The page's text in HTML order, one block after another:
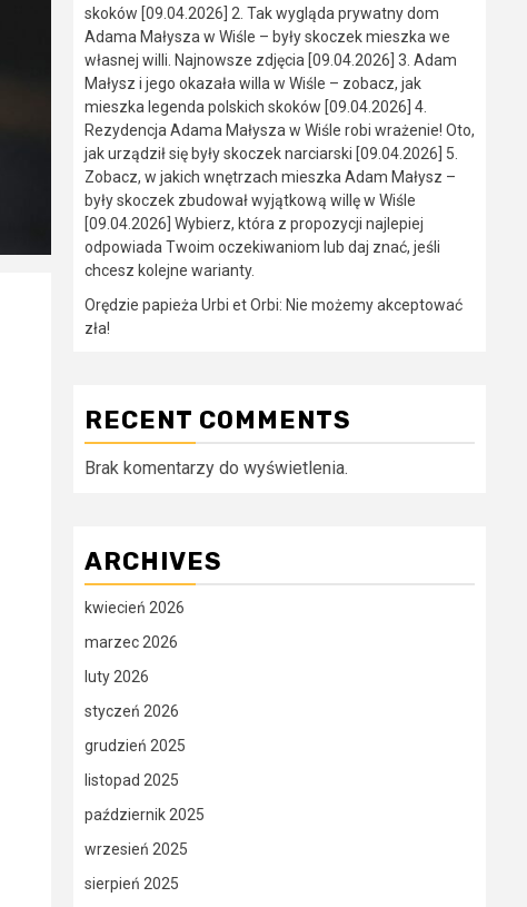
skoków [09.04.2026] 2. Tak wygląda prywatny dom
Adama Małysza w Wiśle – były skoczek mieszka we
własnej willi. Najnowsze zdjęcia [09.04.2026] 3. Adam
Małysz i jego okazała willa w Wiśle – zobacz, jak
mieszka legenda polskich skoków [09.04.2026] 4.
Rezydencja Adama Małysza w Wiśle robi wrażenie! Oto,
jak urządził się były skoczek narciarski [09.04.2026] 5.
Zobacz, w jakich wnętrzach mieszka Adam Małysz –
były skoczek zbudował wyjątkową willę w Wiśle
[09.04.2026] Wybierz, która z propozycji najlepiej
odpowiada Twoim oczekiwaniom lub daj znać, jeśli
chcesz kolejne warianty.
Orędzie papieża Urbi et Orbi: Nie możemy akceptować
zła!
RECENT COMMENTS
Brak komentarzy do wyświetlenia.
ARCHIVES
kwiecień 2026
marzec 2026
luty 2026
styczeń 2026
grudzień 2025
listopad 2025
październik 2025
wrzesień 2025
sierpień 2025